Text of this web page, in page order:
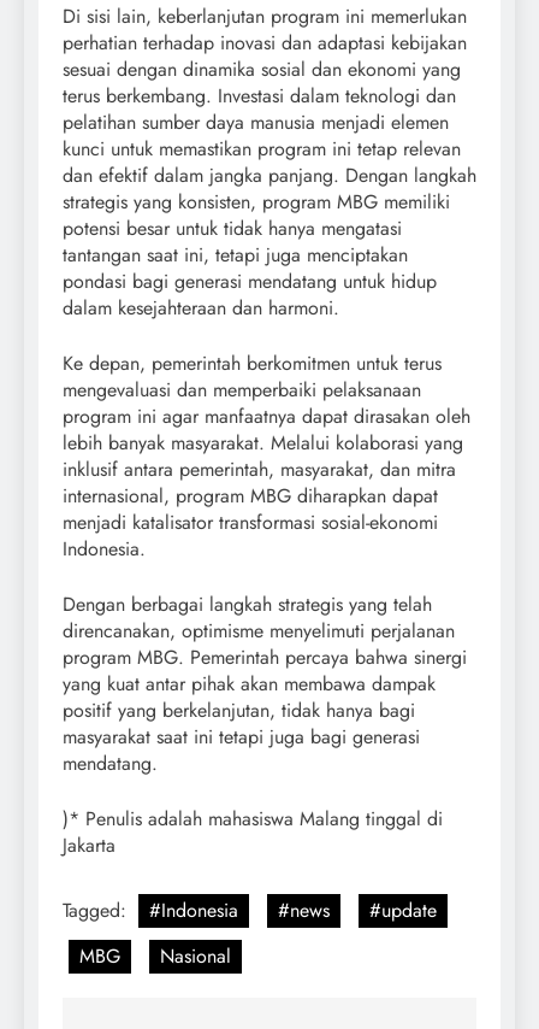
Di sisi lain, keberlanjutan program ini memerlukan
perhatian terhadap inovasi dan adaptasi kebijakan
sesuai dengan dinamika sosial dan ekonomi yang
terus berkembang. Investasi dalam teknologi dan
pelatihan sumber daya manusia menjadi elemen
kunci untuk memastikan program ini tetap relevan
dan efektif dalam jangka panjang. Dengan langkah
strategis yang konsisten, program MBG memiliki
potensi besar untuk tidak hanya mengatasi
tantangan saat ini, tetapi juga menciptakan
pondasi bagi generasi mendatang untuk hidup
dalam kesejahteraan dan harmoni.
Ke depan, pemerintah berkomitmen untuk terus
mengevaluasi dan memperbaiki pelaksanaan
program ini agar manfaatnya dapat dirasakan oleh
lebih banyak masyarakat. Melalui kolaborasi yang
inklusif antara pemerintah, masyarakat, dan mitra
internasional, program MBG diharapkan dapat
menjadi katalisator transformasi sosial-ekonomi
Indonesia.
Dengan berbagai langkah strategis yang telah
direncanakan, optimisme menyelimuti perjalanan
program MBG. Pemerintah percaya bahwa sinergi
yang kuat antar pihak akan membawa dampak
positif yang berkelanjutan, tidak hanya bagi
masyarakat saat ini tetapi juga bagi generasi
mendatang.
)* Penulis adalah mahasiswa Malang tinggal di
Jakarta
Tagged: #Indonesia #news
#update
MBG
Nasional